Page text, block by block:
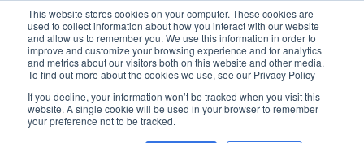
This website stores cookies on your computer. These cookies are
used to collect information about how you interact with our website
and allow us to remember you. We use this information in order to
improve and customize your browsing experience and for analytics
and metrics about our visitors both on this website and other media.
To find out more about the cookies we use, see our Privacy Policy
If you decline, your information won’t be tracked when you visit this
website. A single cookie will be used in your browser to remember
your preference not to be tracked.
kreon